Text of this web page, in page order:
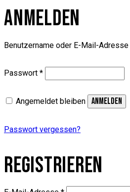
facebook-
1
twitter-
x
dribble-
new
instagram
ANMELDEN
Benutzername oder E-Mail-Adresse
Passwort *Erforderlich
Angemeldet bleiben ANMELDEN
Passwort vergessen?
REGISTRIEREN